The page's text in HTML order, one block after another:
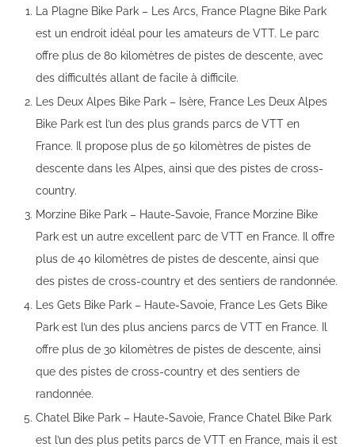
La Plagne Bike Park – Les Arcs, France Plagne Bike Park
est un endroit idéal pour les amateurs de VTT. Le parc
offre plus de 80 kilomètres de pistes de descente, avec
des difficultés allant de facile à difficile.
Les Deux Alpes Bike Park – Isère, France Les Deux Alpes
Bike Park est l’un des plus grands parcs de VTT en
France. Il propose plus de 50 kilomètres de pistes de
descente dans les Alpes, ainsi que des pistes de cross-
country.
Morzine Bike Park – Haute-Savoie, France Morzine Bike
Park est un autre excellent parc de VTT en France. Il offre
plus de 40 kilomètres de pistes de descente, ainsi que
des pistes de cross-country et des sentiers de randonnée.
Les Gets Bike Park – Haute-Savoie, France Les Gets Bike
Park est l’un des plus anciens parcs de VTT en France. Il
offre plus de 30 kilomètres de pistes de descente, ainsi
que des pistes de cross-country et des sentiers de
randonnée.
Chatel Bike Park – Haute-Savoie, France Chatel Bike Park
est l’un des plus petits parcs de VTT en France, mais il est